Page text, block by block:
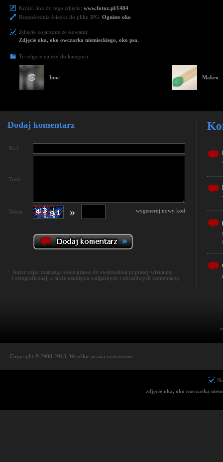
Krótki link do tego zdjęcia: www.fotoz.pl/1484
Bezpośrednia ścieżka do pliku JPG: Ogniste oko
Zdjęcie kojarzone ze słowami:
Zdjęcie oka, oko owczarka niemieckiego, oko psa.
To zdjęcie należy do kategorii:
Inne Makro
Dodaj komentarz
Nick
Treść
Token wygeneruj nowy kod
»
! Autor zdjęc zastrzega sobie prawo do ewentualnej poprawy wizualnej
i ortograficznej, a także usunięcia wulgarnych i obraźliwych komentarzy.
Copyright © 2008-2013, Wszelkie prawa zastrzeżone
zdjęcie oka, oko owczarka